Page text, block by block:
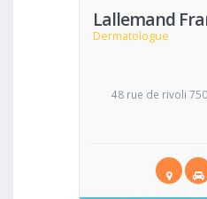
Lallemand
Dermatologue
48 rue de rivoli